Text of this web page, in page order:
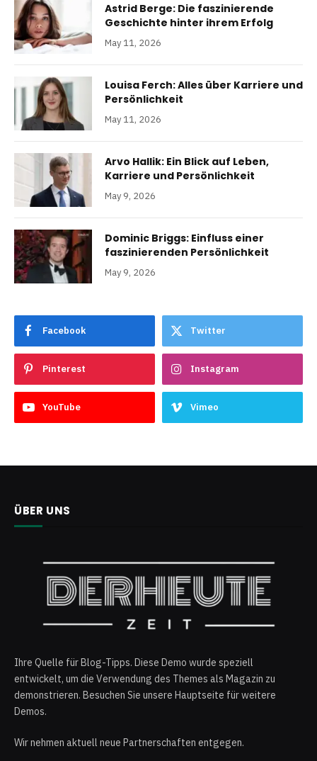
Astrid Berge: Die faszinierende
Geschichte hinter ihrem Erfolg
May 11, 2026
Louisa Ferch: Alles über Karriere und
Persönlichkeit
May 11, 2026
Arvo Hallik: Ein Blick auf Leben,
Karriere und Persönlichkeit
May 9, 2026
Dominic Briggs: Einfluss einer
faszinierenden Persönlichkeit
May 9, 2026
Facebook Twitter
Pinterest Instagram
YouTube Vimeo
ÜBER UNS
Ihre Quelle für Blog-Tipps. Diese Demo wurde speziell
entwickelt, um die Verwendung des Themes als Magazin zu
demonstrieren. Besuchen Sie unsere Hauptseite für weitere
Demos.
Wir nehmen aktuell neue Partnerschaften entgegen.